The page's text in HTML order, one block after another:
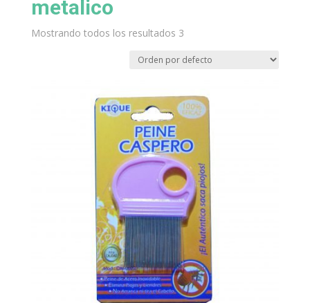
metalico
Mostrando todos los resultados 3